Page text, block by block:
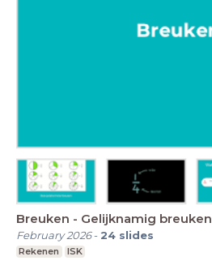
Breuken - Gelijknamig breuken
February 2026- 24 slides
Rekenen ISK